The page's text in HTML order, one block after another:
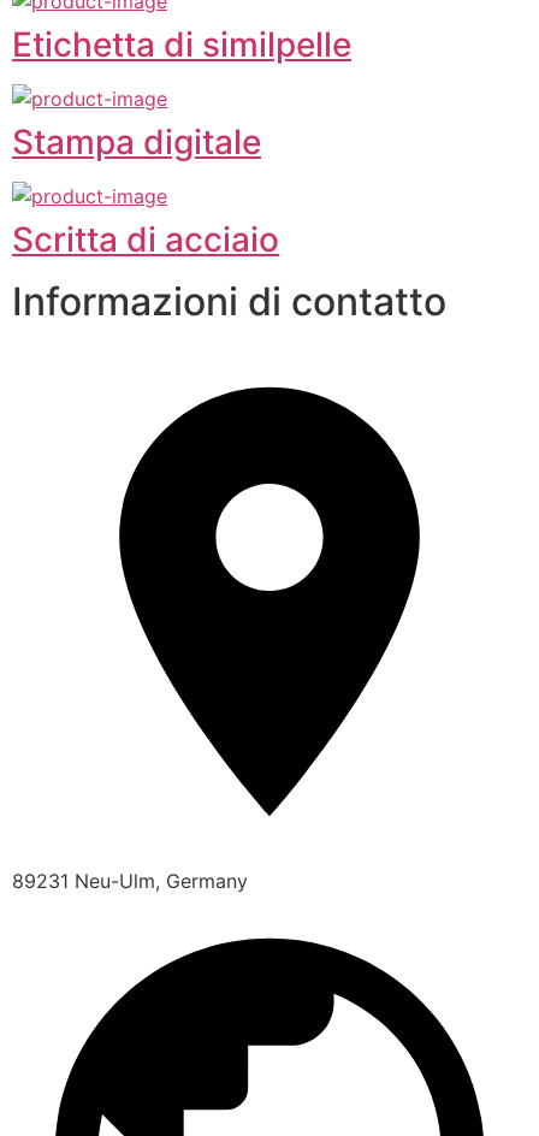
Etichetta di similpelle
Stampa digitale
Scritta di acciaio
Informazioni di contatto
89231 Neu-Ulm, Germany